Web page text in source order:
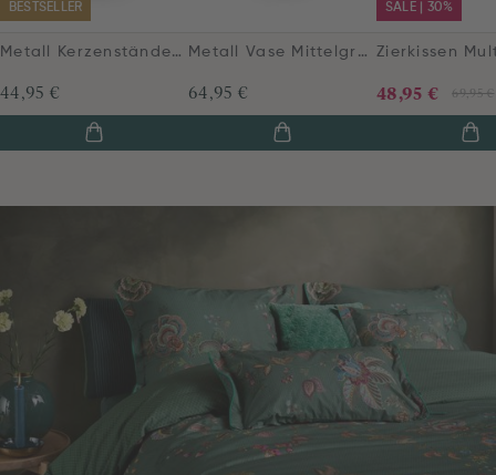
BESTSELLER
Metall Kerzenständer Sphäre Klein Grün 24cm
44,95 €
Metall Vase Mittelgrün 32cm
64,95 €
SALE | 30%
69,95 €
48,95 €